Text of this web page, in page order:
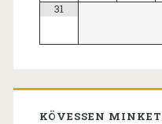
31
KÖVESSEN